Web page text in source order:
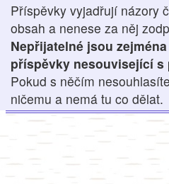
Příspěvky vyjadřují názory
obsah a nenese za něj
Nepřijatelné jsou
příspěvky nesouvisející s
Pokud s něčím
ničemu a nemá tu co dělat.